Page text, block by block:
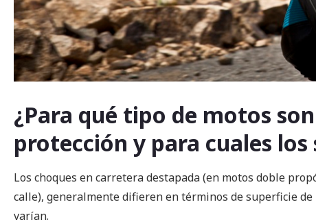
¿Para qué tipo de motos
protección y para cuales los
Los choques en carretera destapada (en motos doble
calle), generalmente difieren en términos de superficie
varían.